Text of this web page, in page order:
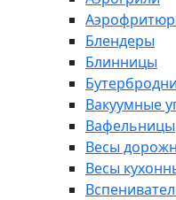
Блендеры
Блинницы
Вакуумные
Вафельницы
Весы
Весы